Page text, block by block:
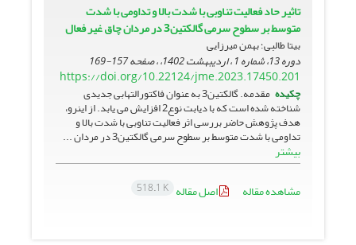
تاثیر حاد فعالیت تناوبی با شدت بالا و تداومی با شدت
متوسط بر سطوح سرمی گالکتین3 در مردان چاق غیر فعال
بیتا طالبی؛ بهمن میرزایی
دوره 13، شماره 1 ، اردیبهشت 1402، ، صفحه 157-169
https://doi.org/10.22124/jme.2023.17450.201
چکیده مقدمه. گالکتین3 به عنوان فاکتورالتهابی جدیدی
شناخته شده است که با دیابت نوع2 افزایش می یابد. از اینرو،
هدف پژوهش حاضر بررسی اثر فعالیت تناوبی با شدت بالا و
تداومی با شدت متوسط بر سطوح سرمی گالکتین3 در مردان ...
بیشتر
مشاهده مقاله
اصل مقاله 518.1 K